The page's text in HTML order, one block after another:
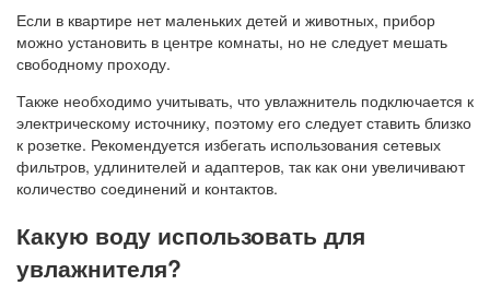
Если в квартире нет маленьких детей и животных, прибор
можно установить в центре комнаты, но не следует мешать
свободному проходу.
Также необходимо учитывать, что увлажнитель подключается к
электрическому источнику, поэтому его следует ставить близко
к розетке. Рекомендуется избегать использования сетевых
фильтров, удлинителей и адаптеров, так как они увеличивают
количество соединений и контактов.
Какую воду использовать для
увлажнителя?